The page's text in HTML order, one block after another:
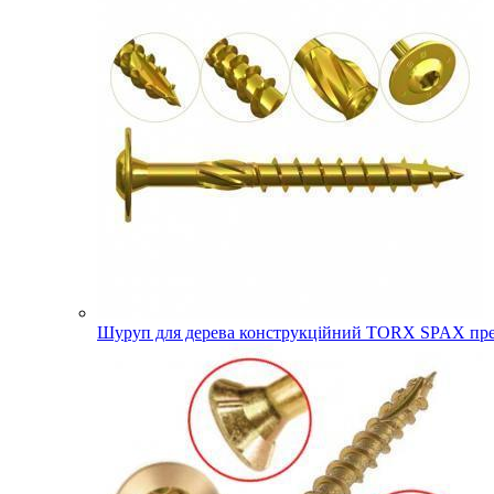
Шуруп для дерева конструкційний TORX SPAX